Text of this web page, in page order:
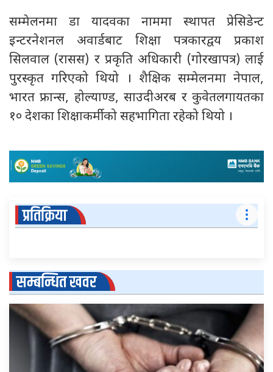
सम्मेलनमा डा यादवका नाममा स्थापत प्रेसिडेन्ट
इन्टरनेशनल अवार्डबाट शिक्षा पत्रकारद्वय प्रकाश
सिलवाल (रासस) र प्रकृति अधिकारी (गोरखापत्र) लाई
पुरस्कृत गरिएको थियो । शैक्षिक सम्मेलनमा नेपाल,
भारत फ्रान्स, होल्याण्ड, साउदीअरब र कुवेतलगायतका
१० देशका शिक्षाकर्मीको सहभागिता रहेको थियो ।
प्रतिक्रिया
सम्बन्धित खवर